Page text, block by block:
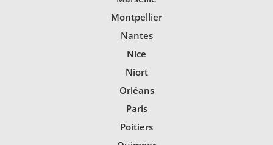
Montpellier
Nantes
Nice
Niort
Orléans
Paris
Poitiers